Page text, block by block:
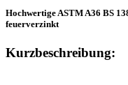
Hochwertige ASTM A36 BS
feuerverzinkt
Kurzbeschreibung: